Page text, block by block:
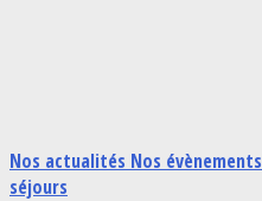
Nos actualités Nos évènements
séjours